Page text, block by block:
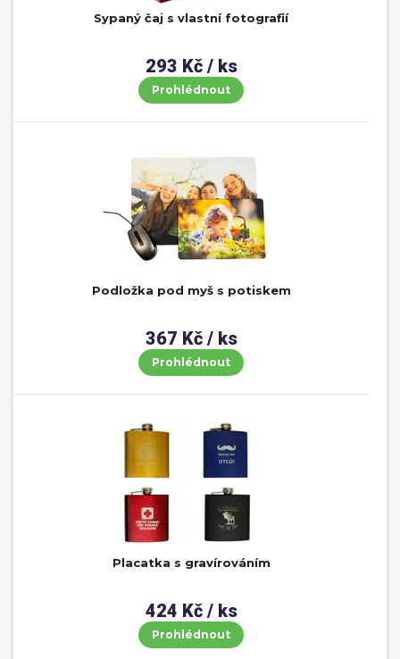
Sypaný čaj s vlastní fotografií
293 Kč / ks
Prohlédnout
Podložka pod myš s potiskem
367 Kč / ks
Prohlédnout
Placatka s gravírováním
424 Kč / ks
Prohlédnout